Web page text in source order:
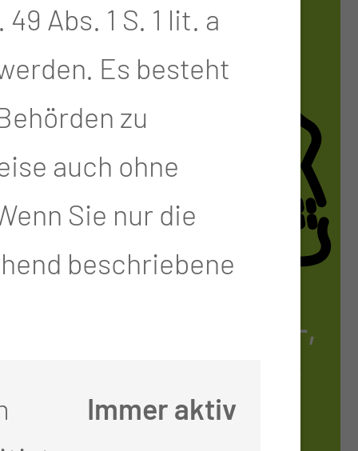
MUND-, KIE­FER-,
KON­STRUK­TI­VE
Abs. 1 S. 1 lit. a
Es besteht
zu
auch ohne
Sie nur die
beschriebene
Immer aktiv